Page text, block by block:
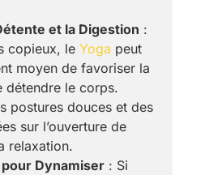
et la Digestion :
copieux, le Yoga peut
moyen de favoriser la
détendre le corps.
postures douces et des
sur l’ouverture de
relaxation.
Dynamiser : Si